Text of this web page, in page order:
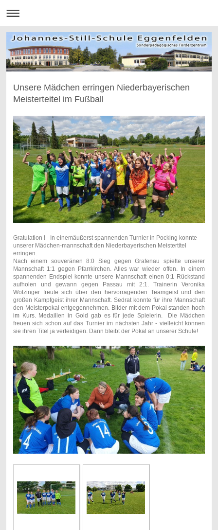
Unsere Mädchen erringen Niederbayerischen
Meisterteitel im Fußball
Gratulation ! - In einemäußerst spannenden Turnier in Pocking konnte
unserer Mädchen-mannschaft den Niederbayerischen Meistertitel
erringen.
Nach einem souveränen 8:0 Sieg gegen Grafenau spielte unserer
Mannschaft 1:1 gegen Pfarrkirchen. Alles war wieder offen. In einem
spannenden Endspiel konnte unsere Mannschaft einen 0:1 Rückstand
aufholen und gewann gegen Passau mit 2:1. Trainerin Veronika
Wotzinger freute sich über den hervorragenden Teamgeist und den
großen Kampfgeist ihrer Mannschaft. Sedrat konnte für ihre Mannschaft
den Meisterpokal entgegennehmen. Bilder mit dem Pokal standen hoch
im Kurs. Medaillen in Gold gab es für jede Spielerin. Die Mädchen
freuen sich schon auf das Turnier im nächsten Jahr - vielleicht können
sie ihren Titel ja verteidigen. Dann bleibt der Pokal an unserer Schule!